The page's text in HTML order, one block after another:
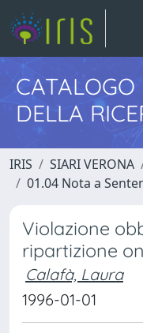
DELLA
IRIS SIARI VERONA
01.04 Nota a
Violazione
ripartizione
Calafà, Laura
1996-01-01